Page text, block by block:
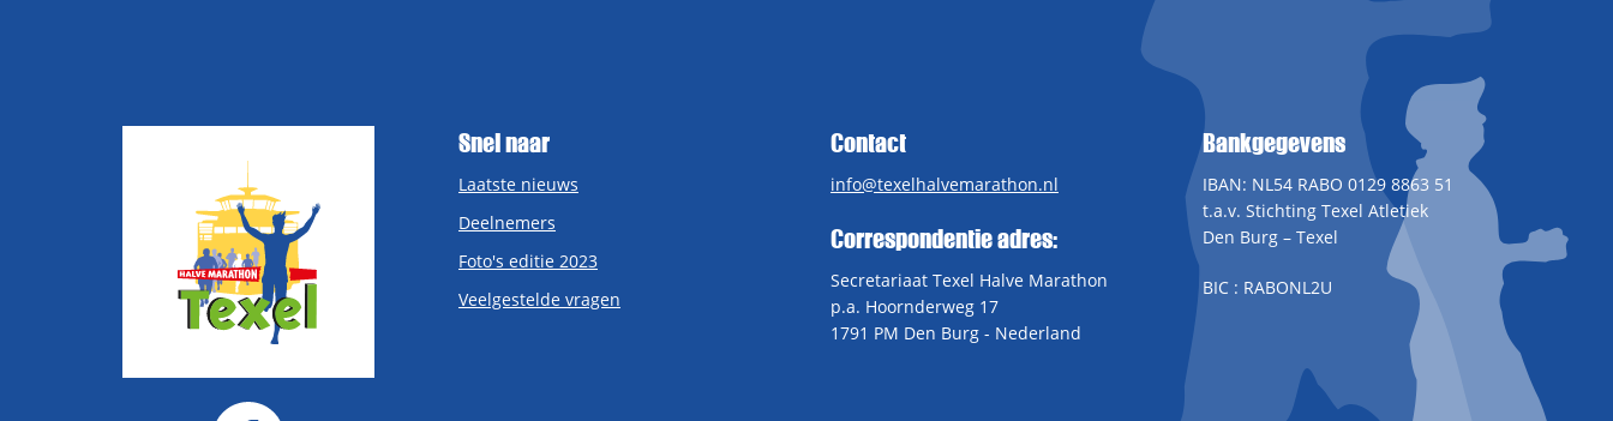
Snel naar
Laatste nieuws
Deelnemers
Foto's editie 2023
Veelgestelde vragen
Contact
info@texelhalvemarathon.nl
Correspondentie adres:
Secretariaat Texel Halve Marathon
p.a. Hoornderweg 17
1791 PM Den Burg - Nederland
Bankgegevens
IBAN: NL54 RABO 0129 8863 51
t.a.v. Stichting Texel Atletiek
Den Burg – Texel
BIC : RABONL2U